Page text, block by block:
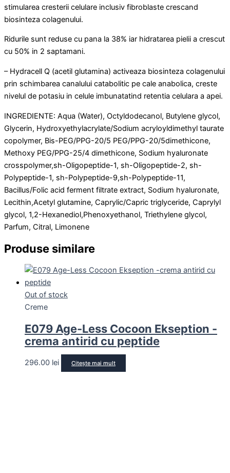
stimularea cresterii celulare inclusiv fibroblaste crescand
biosinteza colagenului.
Ridurile sunt reduse cu pana la 38% iar hidratarea pielii a crescut
cu 50% in 2 saptamani.
– Hydracell Q (acetil glutamina) activeaza biosinteza colagenului
prin schimbarea canalului catabolitic pe cale anabolica, creste
nivelul de potasiu in celule imbunatatind retentia celulara a apei.
INGREDIENTE: Aqua (Water), Octyldodecanol, Butylene glycol,
Glycerin, Hydroxyethylacrylate/Sodium acryloyldimethyl taurate
copolymer, Bis-PEG/PPG-20/5 PEG/PPG-20/5dimethicone,
Methoxy PEG/PPG-25/4 dimethicone, Sodium hyaluronate
crosspolymer,sh-Oligopeptide-1, sh-Oligopeptide-2, sh-
Polypeptide-1, sh-Polypeptide-9,sh-Polypeptide-11,
Bacillus/Folic acid ferment filtrate extract, Sodium hyaluronate,
Lecithin,Acetyl glutamine, Caprylic/Capric triglyceride, Caprylyl
glycol, 1,2-Hexanediol,Phenoxyethanol, Triethylene glycol,
Parfum, Citral, Limonene
Produse similare
Out of stock
Creme
E079 Age-Less Cocoon Ekseption -
crema antirid cu peptide
296.00 lei Citește mai mult